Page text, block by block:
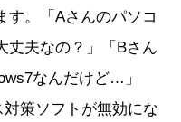
す。「Aさんのパソコ
夫なの？」「Bさん
なんだけど…」
対策ソフトが無効にな